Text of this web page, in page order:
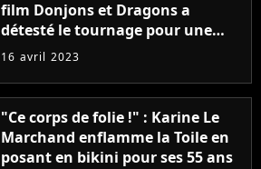
film Donjons et Dragons a
détesté le tournage pour une
raison très spéciale
16 avril 2023
"Ce corps de folie !" : Karine Le
Marchand enflamme la Toile en
posant en bikini pour ses 55 ans